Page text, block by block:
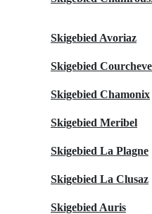
Skigebied Avoriaz
Skigebied
Skigebied Chamonix
Skigebied Meribel
Skigebied La Plagne
Skigebied La Clusaz
Skigebied Auris